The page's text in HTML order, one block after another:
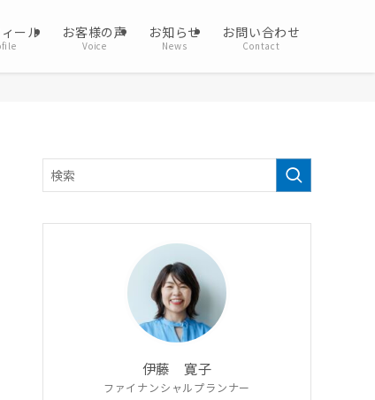
ール お客様の声
Voice
お知らせ
News
お問い合わせ
Contact
伊藤 寛子
ファイナンシャルプランナー